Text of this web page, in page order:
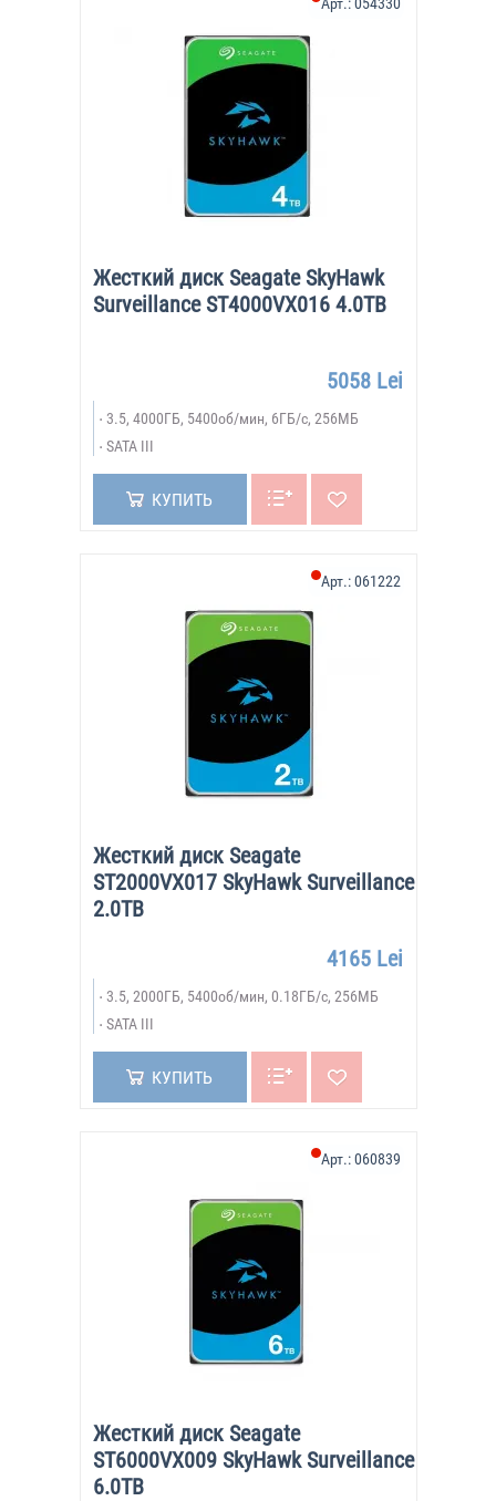
Жесткий диск Seagate SkyHawk
Surveillance ST4000VX016 4.0TB
5058 Lei
3.5, 4000ГБ, 5400об/мин, 6ГБ/с, 256МБ
SATA III
КУПИТЬ
Жесткий диск Seagate
ST2000VX017 SkyHawk Surveillance
2.0TB
Арт.:061222
4165 Lei
3.5, 2000ГБ, 5400об/мин, 0.18ГБ/с, 256МБ
SATA III
КУПИТЬ
Жесткий диск Seagate
ST6000VX009 SkyHawk Surveillance
6.0TB
Арт.:060839